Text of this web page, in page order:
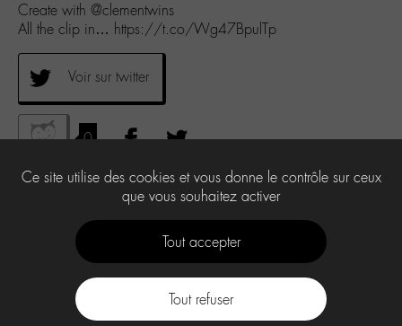
Create with @clementwins
All the clip in… https://t.co/Wg47BpulTp
Voir sur twitter
0
Ce site utilise des cookies et vous donne le contrôle sur ceux
que vous souhaitez activer
Tout accepter
Tout refuser